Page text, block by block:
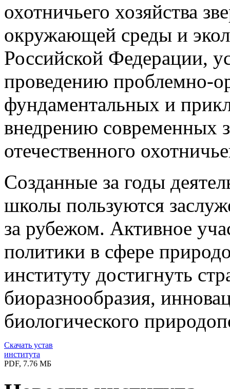
охотничьего хозяйства
окружающей среды и
Российской Федерации,
проведению проблемно-
фундаментальных и
внедрению современных
отечественного
Созданные за годы
школы пользуются
за рубежом. Активное
политики в сфере
институту достигнуть
биоразнообразия,
биологического
Скачать устав
института
PDF, 7.76 МБ